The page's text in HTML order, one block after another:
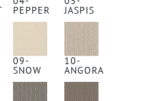
PEPPER JASPIS
09-
SNOW
10-
ANGORA